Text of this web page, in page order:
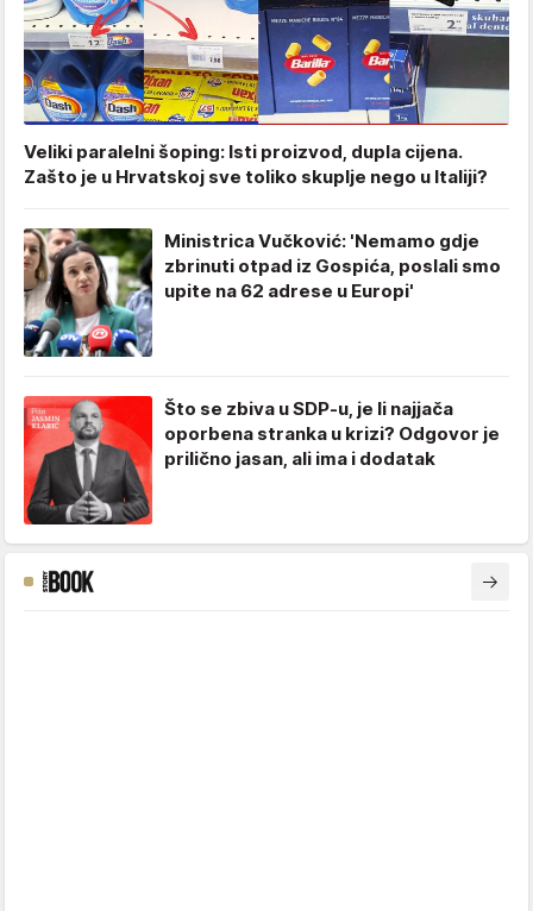
Veliki paralelni šoping: Isti proizvod, dupla cijena.
Zašto je u Hrvatskoj sve toliko skuplje nego u Italiji?
Ministrica Vučković: 'Nemamo gdje
zbrinuti otpad iz Gospića, poslali smo
upite na 62 adrese u Europi'
Što se zbiva u SDP-u, je li najjača
oporbena stranka u krizi? Odgovor je
prilično jasan, ali ima i dodatak